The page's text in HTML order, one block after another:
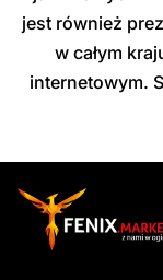
jest również
w całym
internetowym.